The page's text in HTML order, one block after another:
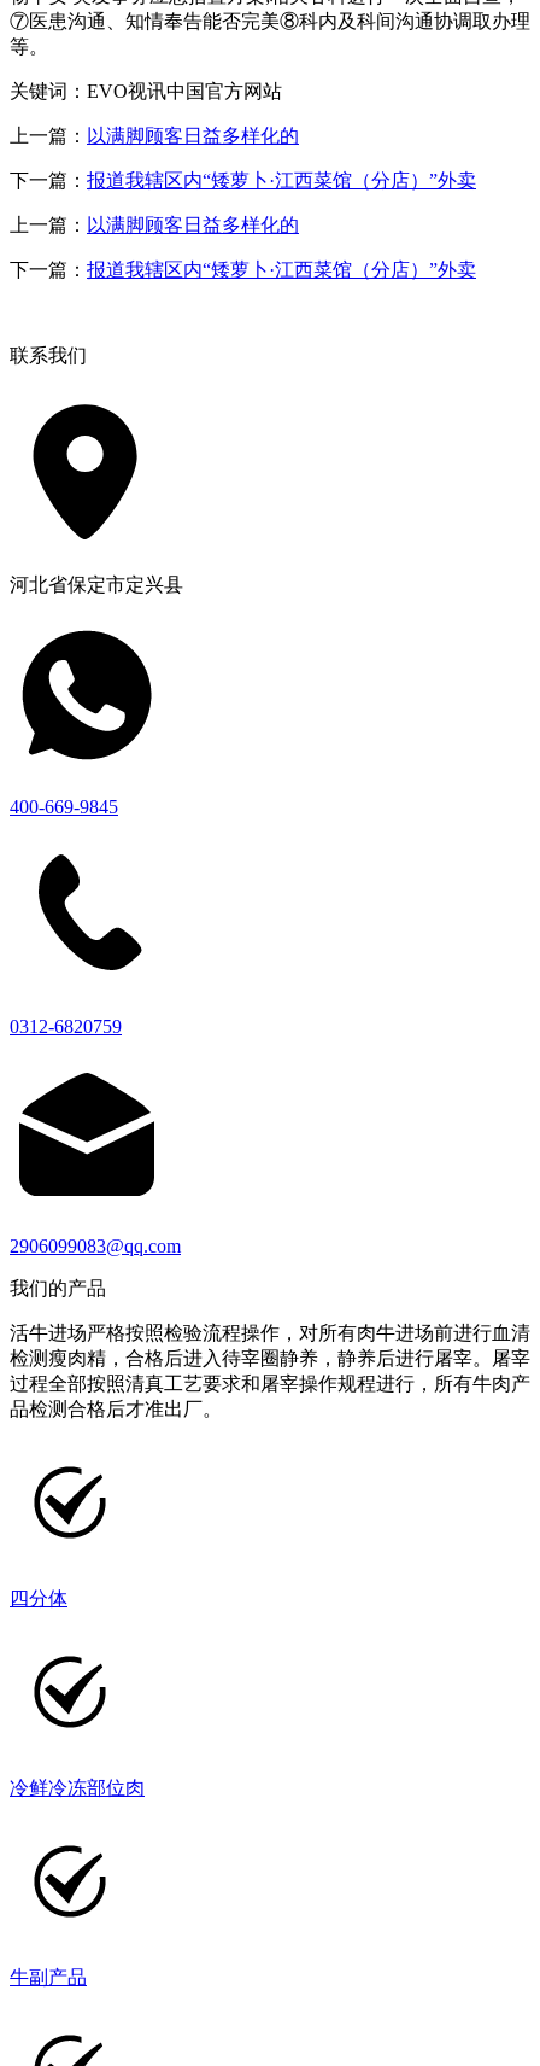
⑦医患沟通、知情奉告能否完美⑧科内及科间沟通协调取办理
等。
关键词：EVO视讯中国官方网站
上一篇： 以满脚顾客日益多样化的
下一篇： 报道我辖区内“矮萝卜·江西菜馆（分店）”外卖
上一篇： 以满脚顾客日益多样化的
下一篇： 报道我辖区内“矮萝卜·江西菜馆（分店）”外卖
联系我们
河北省保定市定兴县
400-669-9845
0312-6820759
2906099083@qq.com
我们的产品
活牛进场严格按照检验流程操作，对所有肉牛进场前进行血清
检测瘦肉精，合格后进入待宰圈静养，静养后进行屠宰。屠宰
过程全部按照清真工艺要求和屠宰操作规程进行，所有牛肉产
品检测合格后才准出厂。
四分体
冷鲜冷冻部位肉
牛副产品